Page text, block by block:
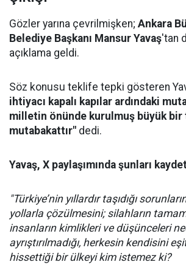
Gözler yarına çevrilmişken; Ankara
Belediye Başkanı Mansur Yavaş'tan
açıklama geldi.
Söz konusu teklife tepki gösteren
ihtiyacı kapalı kapılar ardındaki
milletin önünde kurulmuş büyük bir
mutabakattır" dedi.
Yavaş, X paylaşımında şunları
"Türkiye’nin yıllardır taşıdığı
yollarla çözülmesini; silahların
insanların kimlikleri ve düşünceleri
ayrıştırılmadığı, herkesin kendisini
hissettiği bir ülkeyi kim istemez ki?